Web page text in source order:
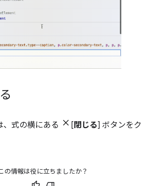
、式の横にある [ 閉じる] ボタンをク
の情報は役に立ちましたか？